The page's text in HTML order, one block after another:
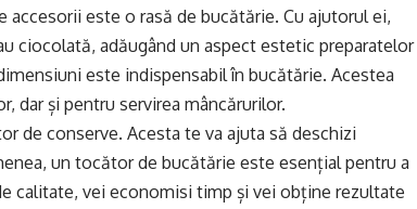
este o rasă de bucătărie. Cu ajutorul ei,
ciocolată, adăugând un aspect estetic preparatelor
este indispensabil în bucătărie. Acestea
dar și pentru servirea mâncărurilor.
de conserve. Acesta te va ajuta să deschizi
un tocător de bucătărie este esențial pentru a
calitate, vei economisi timp și vei obține rezultate